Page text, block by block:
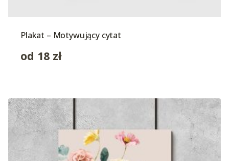
Plakat – Motywujący cytat
od 18 zł